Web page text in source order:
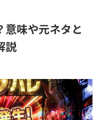
意味や元ネタと
説